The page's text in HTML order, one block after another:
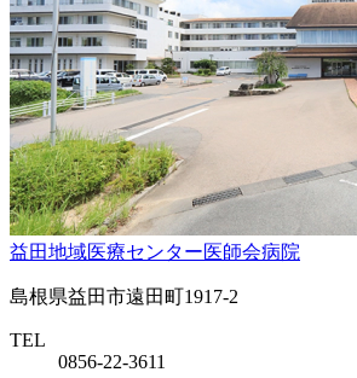
益田地域医療センター医師会病院
島根県益田市遠田町1917-2
TEL
0856-22-3611